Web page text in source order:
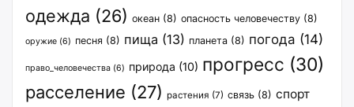
одежда (26) океан (8) опасность человечеству (8)
оружие (6) песня (8) пища (13) планета (8) погода (14)
право_человечества (6) природа (10) прогресс (30)
расселение (27) растения (7) связь (8) спорт